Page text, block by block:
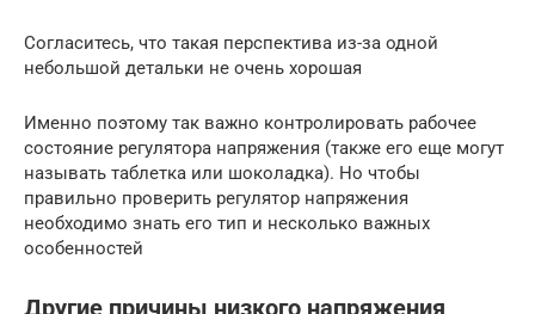
Согласитесь, что такая перспектива из-за одной
небольшой детальки не очень хорошая
Именно поэтому так важно контролировать рабочее
состояние регулятора напряжения (также его еще могут
называть таблетка или шоколадка). Но чтобы
правильно проверить регулятор напряжения
необходимо знать его тип и несколько важных
особенностей